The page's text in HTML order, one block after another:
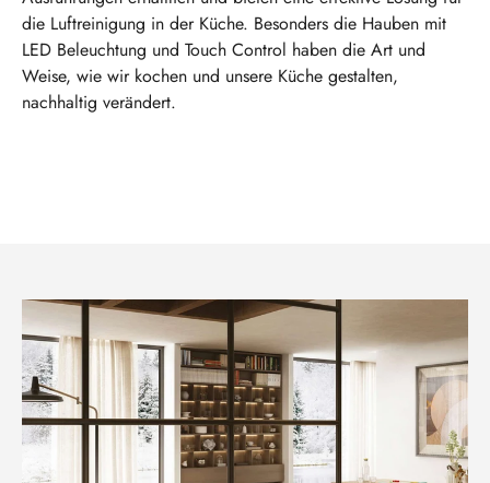
die Luftreinigung in der Küche. Besonders die Hauben mit
LED Beleuchtung und Touch Control haben die Art und
Weise, wie wir kochen und unsere Küche gestalten,
nachhaltig verändert.